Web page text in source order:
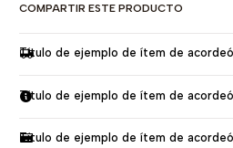
COMPARTIR ESTE PRODUCTO
Título de ejemplo de ítem de
Título de ejemplo de ítem de
Título de ejemplo de ítem de